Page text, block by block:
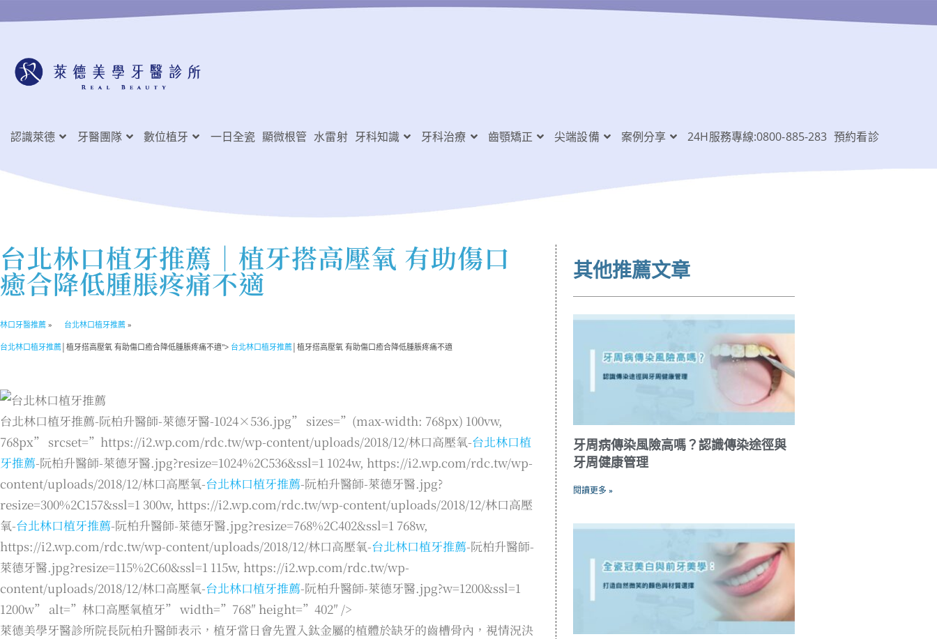
認識萊德 牙醫團隊 數位植牙 一日全瓷 顯微根管 水雷射 牙科知識 牙科治療 齒顎矯正 尖端設備 案例分享 24H服務專線:0800-885-283 預約看診
台北林口植牙推薦 │植牙搭高壓氧 有助傷口
癒合降低腫脹疼痛不適
林口牙醫推薦 » 台北林口植牙推薦 »
台北林口植牙推薦│植牙搭高壓氧 有助傷口癒合降低腫脹疼痛不適"> 台北林口植牙推薦│植牙搭高壓氧 有助傷口癒合降低腫脹疼痛不適
台北林口植牙推薦-阮柏升醫師-萊德牙醫-1024×536.jpg” sizes=”(max-width: 768px) 100vw,
768px” srcset=”https://i2.wp.com/rdc.tw/wp-content/uploads/2018/12/林口高壓氧-台北林口植
牙推薦-阮柏升醫師-萊德牙醫.jpg?resize=1024%2C536&ssl=1 1024w, https://i2.wp.com/rdc.tw/wp-
content/uploads/2018/12/林口高壓氧-台北林口植牙推薦-阮柏升醫師-萊德牙醫.jpg?
resize=300%2C157&ssl=1 300w, https://i2.wp.com/rdc.tw/wp-content/uploads/2018/12/林口高壓
氧-台北林口植牙推薦-阮柏升醫師-萊德牙醫.jpg?resize=768%2C402&ssl=1 768w,
https://i2.wp.com/rdc.tw/wp-content/uploads/2018/12/林口高壓氧-台北林口植牙推薦-阮柏升醫師-
萊德牙醫.jpg?resize=115%2C60&ssl=1 115w, https://i2.wp.com/rdc.tw/wp-
content/uploads/2018/12/林口高壓氧-台北林口植牙推薦-阮柏升醫師-萊德牙醫.jpg?w=1200&ssl=1
1200w” alt=”林口高壓氧植牙” width=”768″ height=”402″ />
萊德美學牙醫診所院長阮柏升醫師表示，植牙當日會先置入鈦金屬的植體於缺牙的齒槽骨內，視情況決
其他推薦文章
牙周病傳染風險高嗎？認識傳染途徑與
牙周健康管理
閱讀更多 »